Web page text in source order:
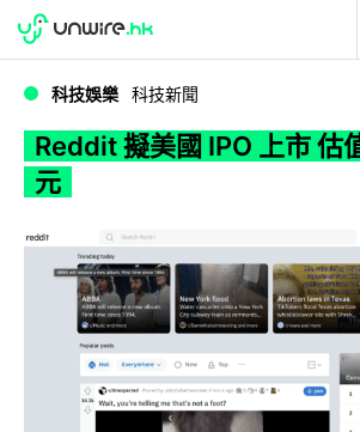
Reddit 擬美國 IPO 上市 估
WWDC 2026
科技娛樂 科技新聞
Reddit 擬美國 IPO 上市 估
元